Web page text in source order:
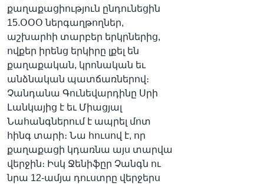
քաղաքացիություն ընդունեցին
15.ՕՕՕ ներգաղթողներ,
աշխարհի տարբեր երկրներից,
ովքեր իրենց երկիրը լքել են
քաղաքական, կրոնական եւ
անձնական պատճառներով։
Չանդանա Գունեվարդինը Սրի
Լանկայից է եւ Միացյալ
Նահանգներում է ապրել մոտ
հինգ տարի։ Նա հուսով է, որ
քաղաքացի կդառնա այս տարվա
վերջին։ Իսկ Ջենիֆըր Չանգն ու
նրա 12-ամյա դուստրը վերջերս